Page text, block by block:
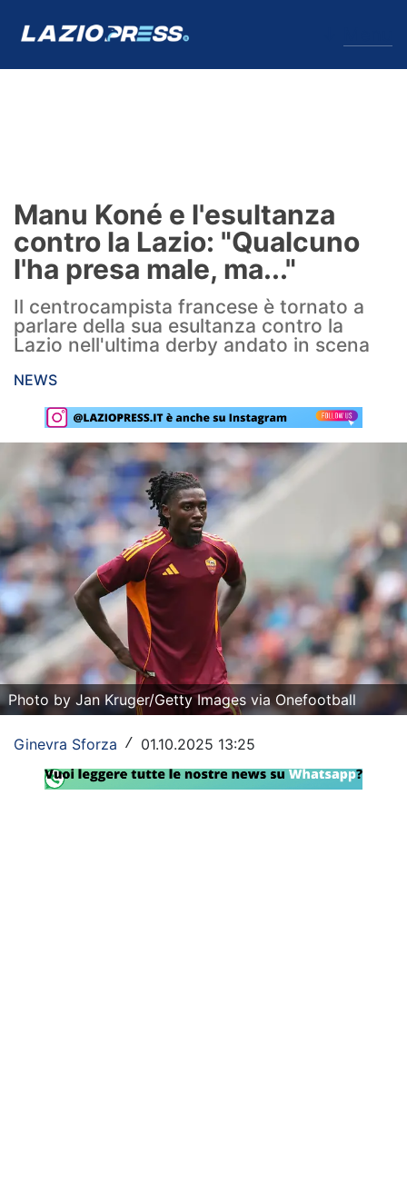
Formello
Infortuni
Primavera
Calciomercato
Lazio Women
Rassegna Lazio
Social
Calcio
Serie A
Champions League
Europa League
Altri Sport
Formula 1
Tennis
Vela
Manu Koné e l'esultanza
contro la Lazio: "Qualcuno
l'ha presa male, ma..."
Il centrocampista francese è tornato a
parlare della sua esultanza contro la
Lazio nell'ultima derby andato in scena
NEWS
Photo by Jan Kruger/Getty Images via Onefootball
Ginevra Sforza / 01.10.2025 13:25